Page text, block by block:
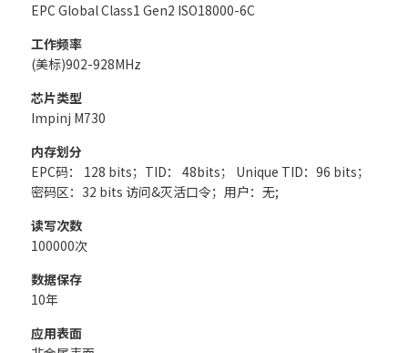
EPC Global Class1 Gen2 ISO18000-6C
工作频率
(美标)902-928MHz
芯片类型
Impinj M730
内存划分
EPC码： 128 bits；TID： 48bits； Unique TID：96 bits；
密码区：32 bits 访问&灭活口令；用户：无;
读写次数
100000次
数据保存
10年
应用表面